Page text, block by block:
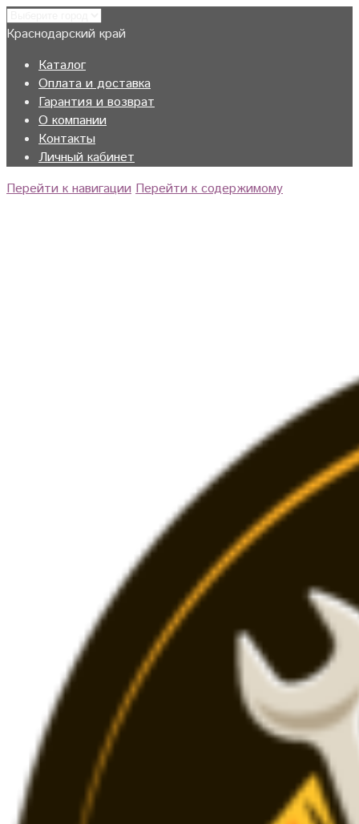
Краснодарский край
Каталог
Оплата и доставка
Гарантия и возврат
О компании
Контакты
Личный кабинет
Перейти к навигации Перейти к содержимому